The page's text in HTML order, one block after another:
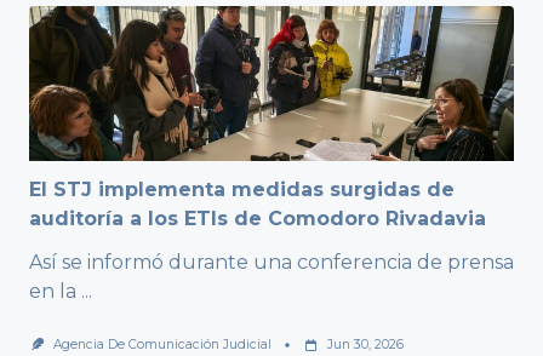
El STJ implementa medidas surgidas de
auditoría a los ETIs de Comodoro Rivadavia
Así se informó durante una conferencia de prensa
en la ...
Agencia De Comunicación Judicial Jun 30, 2026